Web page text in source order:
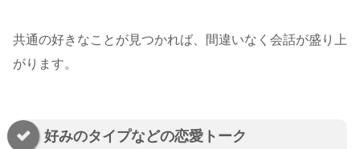
共通の好きなことが見つかれば、間違いなく会話が盛り上
がります。
好みのタイプなどの恋愛トーク